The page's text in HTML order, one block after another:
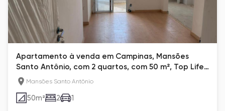
Apartamento à venda em Campinas, Mansões
Santo Antônio, com 2 quartos, com 50 m², Top Life
Mansões
Mansões Santo Antônio
50m² 2 1